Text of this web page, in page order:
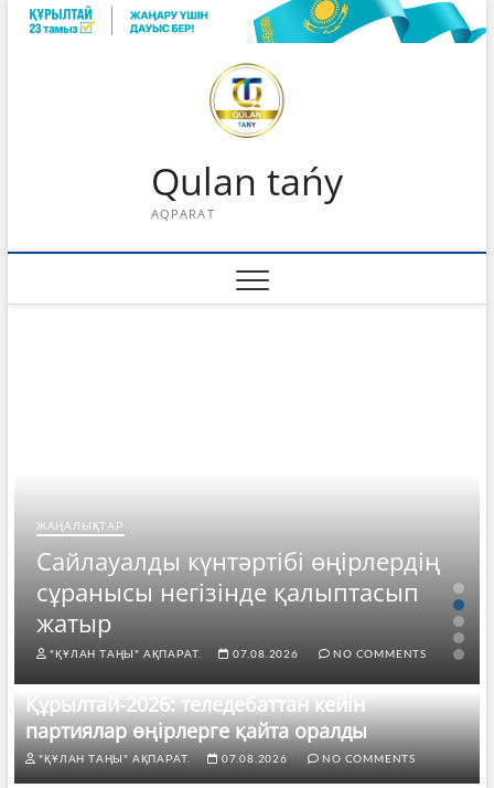
Skip
Qulan tańy
AQPARAT
ЖАҢАЛЫҚТАР
Сайлауалды күнтәртібі өңірлердің
сұранысы негізінде қалыптасып
жатыр
"ҚҰЛАН ТАҢЫ" АҚПАРАТ. 07.08.2026 NO COMMENTS
Құрылтай-2026: теледебаттан кейін
партиялар өңірлерге қайта оралды
"ҚҰЛАН ТАҢЫ" АҚПАРАТ. 07.08.2026 NO COMMENTS